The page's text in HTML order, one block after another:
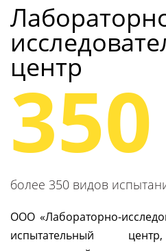
центр
350
более 350 видов
ООО «Лабораторно-
испытательный